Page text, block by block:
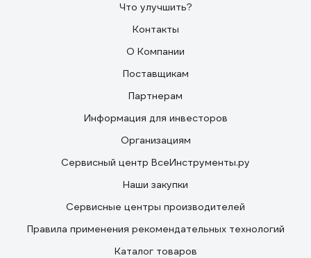
Что улучшить?
Контакты
О Компании
Поставщикам
Партнерам
Информация для инвесторов
Организациям
Сервисный центр ВсеИнструменты.ру
Наши закупки
Сервисные центры производителей
Правила применения рекомендательных технологий
Каталог товаров